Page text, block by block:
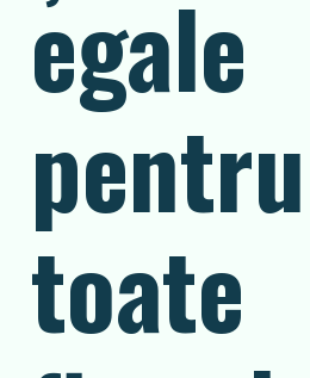
egale
pentru
toate